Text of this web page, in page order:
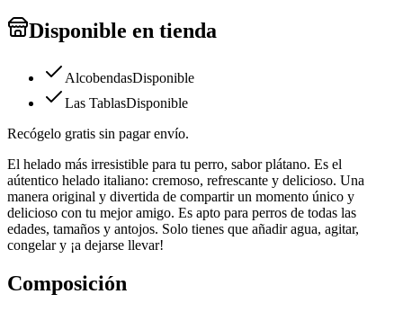
Disponible en tienda
AlcobendasDisponible
Las TablasDisponible
Recógelo gratis sin pagar envío.
El helado más irresistible para tu perro, sabor plátano. Es el
aútentico helado italiano: cremoso, refrescante y delicioso. Una
manera original y divertida de compartir un momento único y
delicioso con tu mejor amigo. Es apto para perros de todas las
edades, tamaños y antojos. Solo tienes que añadir agua, agitar,
congelar y ¡a dejarse llevar!
Composición